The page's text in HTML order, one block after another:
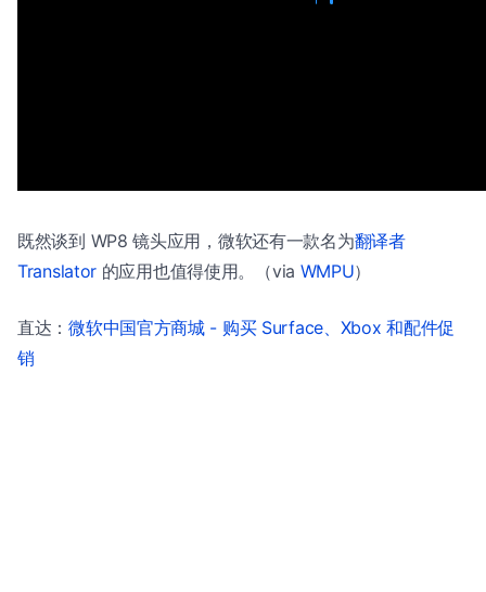
既然谈到 WP8 镜头应用，微软还有一款名为翻译者
Translator 的应用也值得使用。（via WMPU）
直达：微软中国官方商城 - 购买 Surface、Xbox 和配件促
销